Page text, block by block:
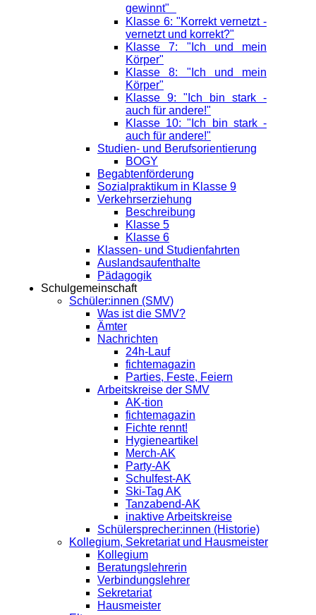
gewinnt"
Klasse 6: "Korrekt vernetzt -
vernetzt und korrekt?"
Klasse 7: "Ich und mein
Körper"
Klasse 8: "Ich und mein
Körper"
Klasse 9: "Ich bin stark -
auch für andere!"
Klasse 10: "Ich bin stark -
auch für andere!"
Studien- und Berufsorientierung
BOGY
Begabtenförderung
Sozialpraktikum in Klasse 9
Verkehrserziehung
Beschreibung
Klasse 5
Klasse 6
Klassen- und Studienfahrten
Auslandsaufenthalte
Pädagogik
Schulgemeinschaft
Schüler:innen (SMV)
Was ist die SMV?
Ämter
Nachrichten
24h-Lauf
fichtemagazin
Parties, Feste, Feiern
Arbeitskreise der SMV
AK-tion
fichtemagazin
Fichte rennt!
Hygieneartikel
Merch-AK
Party-AK
Schulfest-AK
Ski-Tag AK
Tanzabend-AK
inaktive Arbeitskreise
Schülersprecher:innen (Historie)
Kollegium, Sekretariat und Hausmeister
Kollegium
Beratungslehrerin
Verbindungslehrer
Sekretariat
Hausmeister